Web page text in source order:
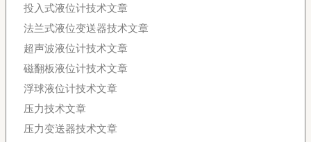
投入式液位计技术文章
法兰式液位变送器技术文章
超声波液位计技术文章
磁翻板液位计技术文章
浮球液位计技术文章
压力技术文章
压力变送器技术文章